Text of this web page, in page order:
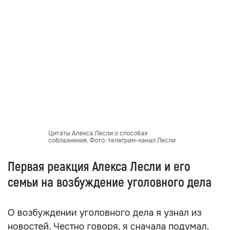
Цитаты Алекса Лесли о способах
соблазнения. Фото: телеграм-канал Лесли
Первая реакция Алекса Лесли и его
семьи на возбуждение уголовного дела
О возбуждении уголовного дела я узнал из
новостей. Честно говоря, я сначала подумал,